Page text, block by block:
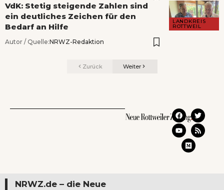
LANDKREIS
ROTTWEIL
VdK: Stetig steigende Zahlen sind
ein deutliches Zeichen für den
Bedarf an Hilfe
Autor / Quelle:NRWZ-Redaktion
Zurück Weiter
NRWZ.de – die Neue